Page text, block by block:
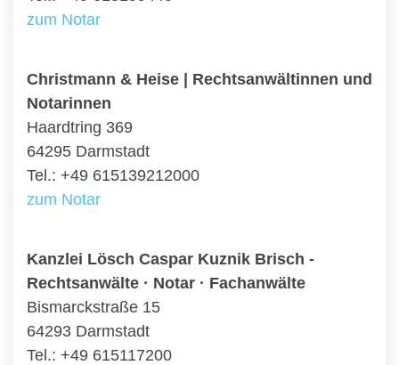
zum Notar
Christmann & Heise | Rechtsanwältinnen und
Notarinnen
Haardtring 369
64295 Darmstadt
Tel.: +49 615139212000
zum Notar
Kanzlei Lösch Caspar Kuznik Brisch -
Rechtsanwälte · Notar · Fachanwälte
Bismarckstraße 15
64293 Darmstadt
Tel.: +49 615117200